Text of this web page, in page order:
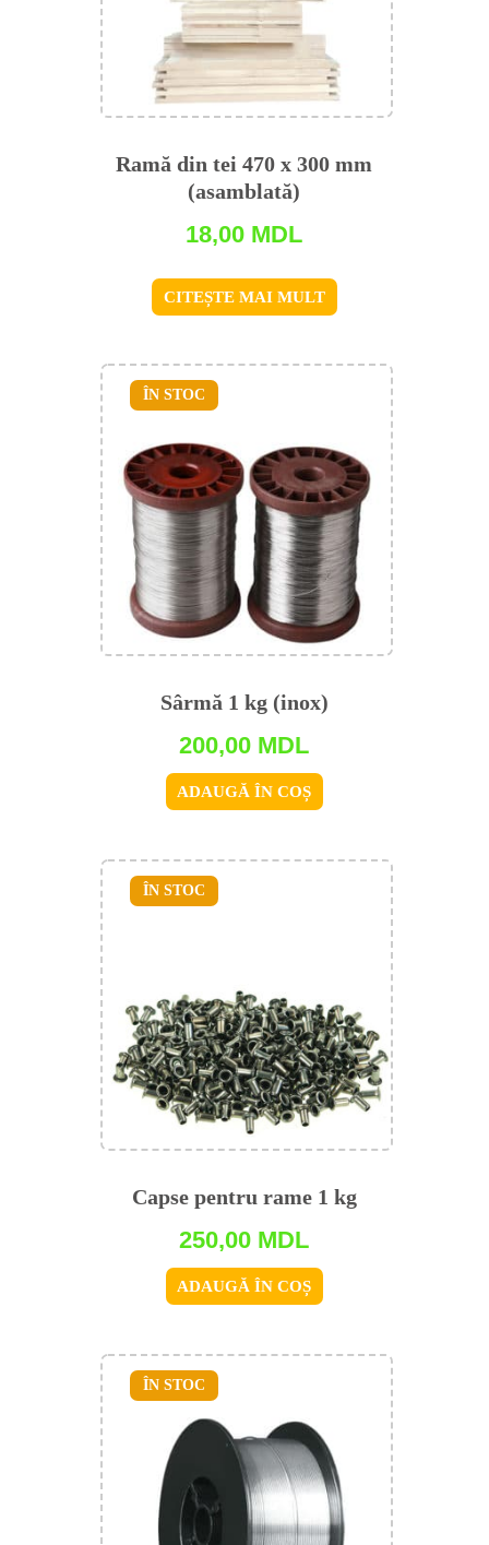
Ramă din tei 470 x 300 mm
(asamblată)
18,00 MDL
CITEȘTE MAI MULT
Sârmă 1 kg (inox)
200,00 MDL
ADAUGĂ ÎN COȘ
ÎN STOC
Capse pentru rame 1 kg
250,00 MDL
ADAUGĂ ÎN COȘ
ÎN STOC
ÎN STOC